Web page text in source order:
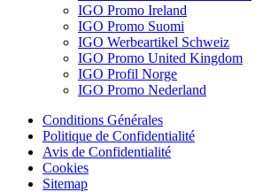
IGO Promo Ireland
IGO Promo Suomi
IGO Werbeartikel Schweiz
IGO Promo United Kingdom
IGO Profil Norge
IGO Promo Nederland
Conditions Générales
Politique de Confidentialité
Avis de Confidentialité
Cookies
Sitemap